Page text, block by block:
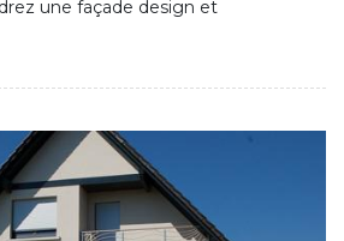
une façade design et